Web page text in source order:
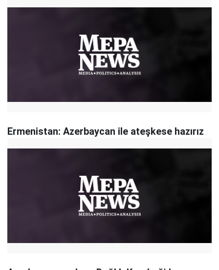
Ermenistan: Azerbaycan ile ateşkese hazırız